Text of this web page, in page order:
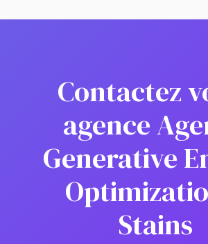
Contactez
agence
Generative
Stains